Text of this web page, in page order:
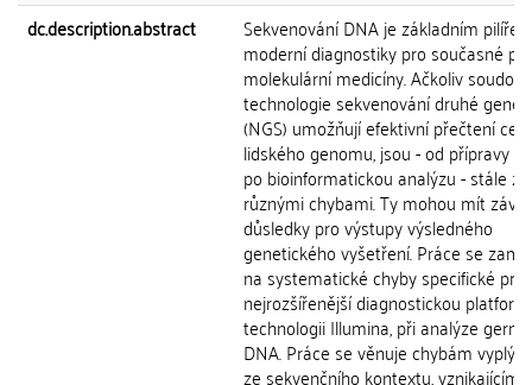
dc.description.abstract
Sekvenování DNA je základním
moderní diagnostiky pro současné
molekulární medicíny. Ačkoliv soudobé
technologie sekvenování druhé
(NGS) umožňují efektivní přečtení
lidského genomu, jsou - od přípravy
po bioinformatickou analýzu - stále
různými chybami. Ty mohou mít
důsledky pro výstupy výsledného
genetického vyšetření. Práce se
na systematické chyby specifické pro
nejrozšířenější diagnostickou
technologii Illumina, při analýze
DNA. Práce se věnuje chybám
ze sekvenčního kontextu, vznikajícím v